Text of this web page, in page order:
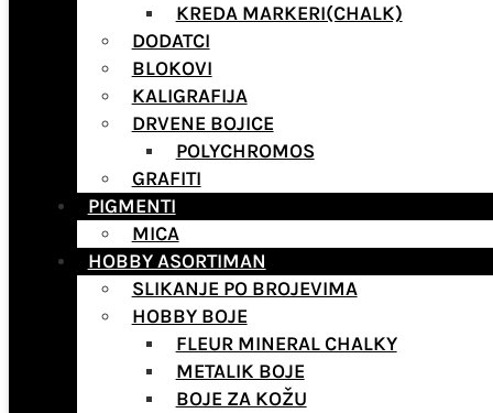
KREDA MARKERI(CHALK)
DODATCI
BLOKOVI
KALIGRAFIJA
DRVENE BOJICE
POLYCHROMOS
GRAFITI
PIGMENTI
MICA
HOBBY ASORTIMAN
SLIKANJE PO BROJEVIMA
HOBBY BOJE
FLEUR MINERAL CHALKY
METALIK BOJE
BOJE ZA KOŽU